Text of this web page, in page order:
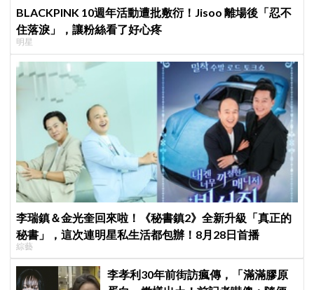
BLACKPINK 10週年活動遭批敷衍！Jisoo 離場後「忍不
住落淚」，讓粉絲看了好心疼
明星
李瑞鎮＆金光奎回來啦！《秘書鎮2》全新升級「真正的
秘書」，這次連明星私生活都包辦！8月28日首播
綜藝
李孝利30年前街訪瘋傳，「滿滿膠原